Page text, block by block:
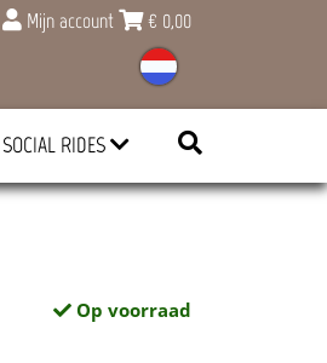
Mijn account € 0,00
SOCIAL RIDES
Op voorraad